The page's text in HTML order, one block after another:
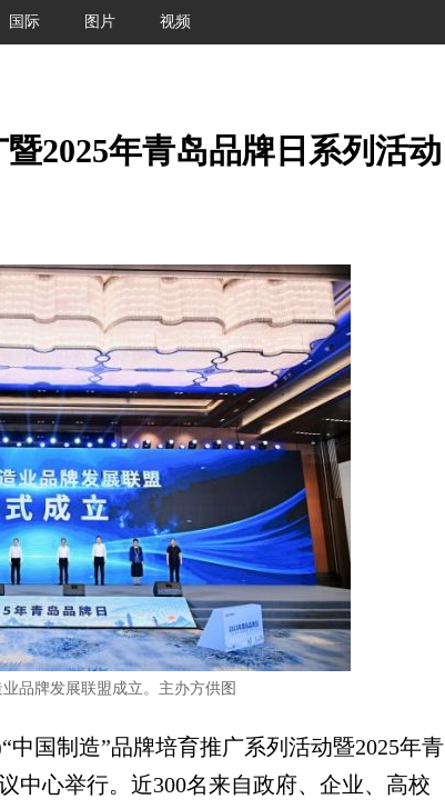
国际 图片 视频
2025年青岛品牌日系列活动
品牌发展联盟成立。主办方供图
国制造”品牌培育推广系列活动暨2025年青
中心举行。近300名来自政府、企业、高校